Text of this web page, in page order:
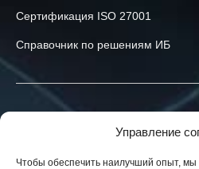
Управление
Чтобы обеспечить наилучший опыт, мы
Сертификация ISO 27001
Справочник по решениям ИБ